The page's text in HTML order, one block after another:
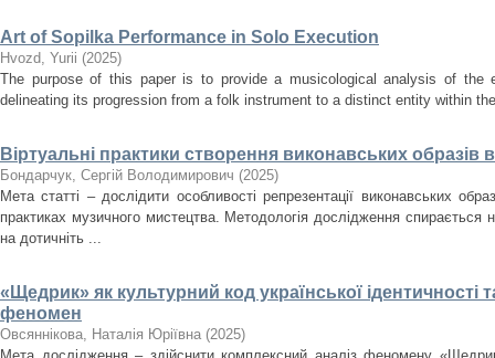
Art of Sopilka Performance in Solo Execution
Нvozd, Yurii (2025)
The purpose of this paper is to provide a musicological analysis of the
delineating its progression from a folk instrument to a distinct entity within
Віртуальні практики створення виконавських образів
Бондарчук, Сергій Володимирович (2025)
Мета статті – дослідити особливості репрезентації виконавських
практиках музичного мистецтва. Методологія дослідження спирається
на дотичніть ...
«Щедрик» як культурний код української ідентичності
феномен
Овсяннікова, Наталія Юріївна (2025)